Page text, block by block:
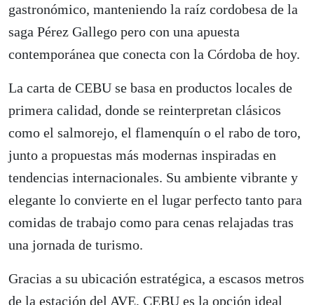
gastronómico, manteniendo la raíz cordobesa de la
saga Pérez Gallego pero con una apuesta
contemporánea que conecta con la Córdoba de hoy.
La carta de CEBU se basa en productos locales de
primera calidad, donde se reinterpretan clásicos
como el salmorejo, el flamenquín o el rabo de toro,
junto a propuestas más modernas inspiradas en
tendencias internacionales. Su ambiente vibrante y
elegante lo convierte en el lugar perfecto tanto para
comidas de trabajo como para cenas relajadas tras
una jornada de turismo.
Gracias a su ubicación estratégica, a escasos metros
de la estación del AVE, CEBU es la opción ideal